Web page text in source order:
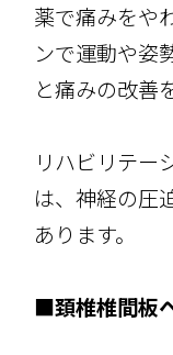
薬で痛みをや
ンで運動や姿
と痛みの改善
リハビリテー
は、神経の圧
あります。
■頚椎椎間板